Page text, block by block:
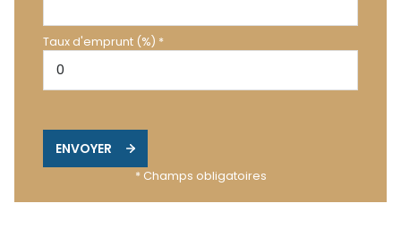
Taux d'emprunt (%) *
ENVOYER
* Champs obligatoires